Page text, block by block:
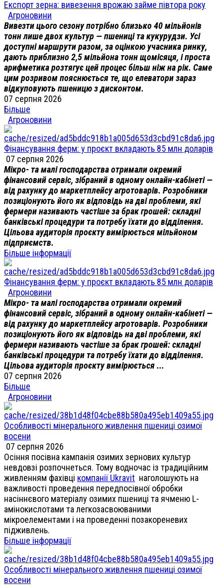
Експорт зерна: вивезення врожаю займе півтора року
Агроновини
Вивезти цього сезону потрібно близько 40 мільйонів
тонн лише двох культур — пшениці та кукурудзи. Усі
доступні маршрути разом, за оцінкою учасника ринку,
дають приблизно 2,5 мільйона тонн щомісяця, і проста
арифметика розтягує цей процес більш ніж на рік. Саме
цим розривом пояснюється те, що елеватори зараз
відкуповують пшеницю з дисконтом.
07 серпня 2026
Більше
Агроновини
Фінансування ферм: у проєкт вкладають 85 млн доларів
07 серпня 2026
Мікро- та малі господарства отримали окремий
фінансовий сервіс, зібраний в одному онлайн-кабінеті —
від рахунку до маркетплейсу агротоварів. Розробники
позиціонують його як відповідь на дві проблеми, які
фермери називають частіше за брак грошей: складні
банківські процедури та потребу їхати до відділення.
Цільова аудиторія проєкту вимірюється мільйоном
підприємств.
Більше інформації
Фінансування ферм: у проєкт вкладають 85 млн доларів
Агроновини
Мікро- та малі господарства отримали окремий
фінансовий сервіс, зібраний в одному онлайн-кабінеті —
від рахунку до маркетплейсу агротоварів. Розробники
позиціонують його як відповідь на дві проблеми, які
фермери називають частіше за брак грошей: складні
банківські процедури та потребу їхати до відділення.
Цільова аудиторія проєкту вимірюється ...
07 серпня 2026
Більше
Агроновини
Особливості мінерального живлення пшениці озимої
восени
07 серпня 2026
Осіння посівна кампанія озимих зернових культур
невдовзі розпочнеться. Тому водночас із традиційним
живленням фахівці компанії Ukravit наголошують на
важливості проведення передпосівної обробки
насіннєвого матеріалу озимих пшениці та ячменю L-
амінокислотами та легкозасвоюваними
мікроелементами і на проведенні позакореневих
підживлень.
Більше інформації
Особливості мінерального живлення пшениці озимої
восени